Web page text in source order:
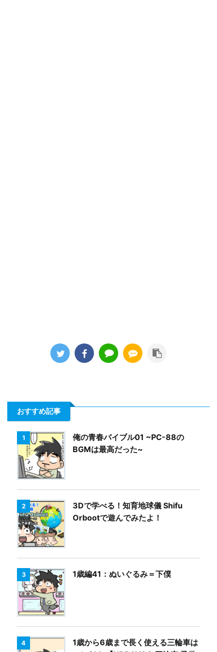
おすすめ記事
1
俺の青春バイブル01 ~PC-88の
BGMは最高だった~
2
3Dで学べる！知育地球儀 Shifu
Orbootで遊んでみたよ！
3 1歳編41：ぬいぐるみ＝下僕
4
1歳から6歳まで長く使える三輪車は